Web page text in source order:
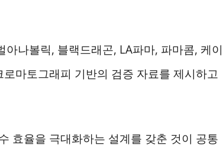
나볼릭, 블랙드래곤, LA파마, 파마콤, 케이
마토그래피 기반의 검증 자료를 제시하고
효율을 극대화하는 설계를 갖춘 것이 공통